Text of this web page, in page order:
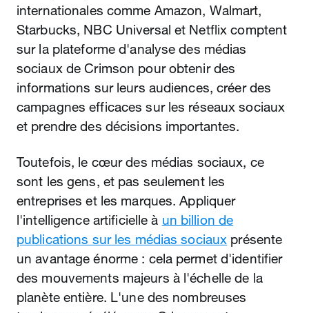
internationales comme Amazon, Walmart,
Starbucks, NBC Universal et Netflix comptent
sur la plateforme d'analyse des médias
sociaux de Crimson pour obtenir des
informations sur leurs audiences, créer des
campagnes efficaces sur les réseaux sociaux
et prendre des décisions importantes.
Toutefois, le cœur des médias sociaux, ce
sont les gens, et pas seulement les
entreprises et les marques. Appliquer
l'intelligence artificielle à un billion de
publications sur les médias sociaux présente
un avantage énorme : cela permet d'identifier
des mouvements majeurs à l'échelle de la
planète entière. L'une des nombreuses